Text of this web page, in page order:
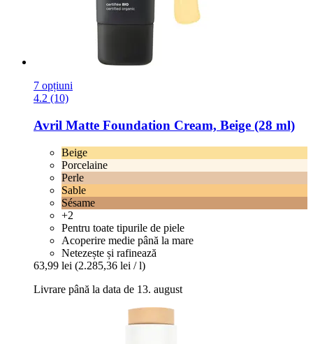
7 opțiuni
4.2 (10)
Avril Matte Foundation Cream, Beige (28 ml)
Beige
Porcelaine
Perle
Sable
Sésame
+2
Pentru toate tipurile de piele
Acoperire medie până la mare
Netezește și rafinează
63,99 lei (2.285,36 lei / l)
Livrare până la data de 13. august